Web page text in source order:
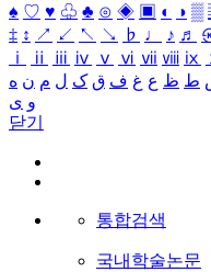
♠ ♡ ♥ ♧ ♣ ⊙ ◈ ▣ ◐ ◑ ▒
‡ ↕ ↗ ↙ ↖ ↘ ♭ ♩ ♪ ♬
ⅰ
ⅱ ⅲ ⅳ ⅴ ⅵ ⅶ ⅷ ⅸ
ط ظ ع غ ف ق ک ل م ن ه
و ی
닫기
통합검색
국내학술논문